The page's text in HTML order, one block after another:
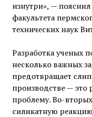
изнутри», —
факультета
технических наук
Разработка ученых
несколько важных
предотвращает
производстве — это
проблему. Во-
силикатную